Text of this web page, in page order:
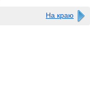
На краю